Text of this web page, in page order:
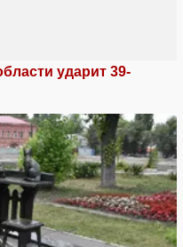
ударит 39-